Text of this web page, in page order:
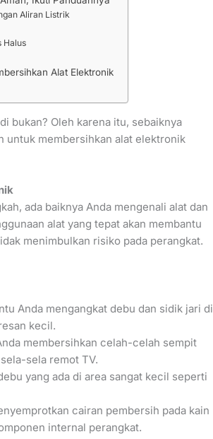
Aliran Listrik
Halus
Alat Elektronik
bukan? Oleh karena itu, sebaiknya
untuk membersihkan alat elektronik
ada baiknya Anda mengenali alat dan
alat yang tepat akan membantu
menimbulkan risiko pada perangkat.
Anda mengangkat debu dan sidik jari di
kecil.
membersihkan celah-celah sempit
sela remot TV.
yang ada di area sangat kecil seperti
cairan pembersih pada kain
internal perangkat.